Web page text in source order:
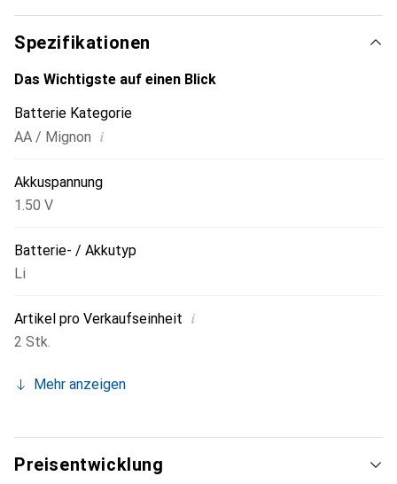
unterstützt. Durch das bis zu 38 % reduzierte Gewicht im
Vergleich zu Alkalien sind sie perfekt für Sport und
Outdoor.
Spezifikationen
Das Wichtigste auf einen Blick
Batterie Kategorie
AA / Mignon i
Akkuspannung
1.50 V
Batterie- / Akkutyp
Li
Artikel pro Verkaufseinheit i
2 Stk.
Mehr anzeigen
Preisentwicklung